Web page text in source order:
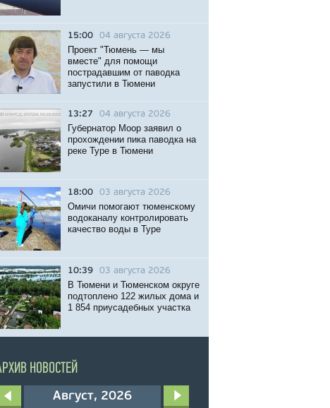
15:00 04 августа 2026
Проект "Тюмень — мы
вместе" для помощи
пострадавшим от паводка
запустили в Тюмени
13:27 04 августа 2026
Губернатор Моор заявил о
прохождении пика паводка на
реке Туре в Тюмени
18:00 03 августа 2026
Омичи помогают тюменскому
водоканалу контролировать
качество воды в Туре
10:39 03 августа 2026
В Тюмени и Тюменском округе
подтоплено 122 жилых дома и
1 854 приусадебных участка
НОВОСТЕЙ
Август, 2026